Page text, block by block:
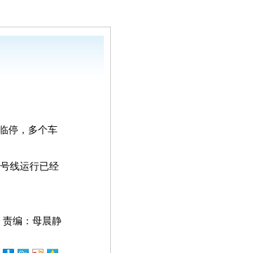
停，多个车
线运行已经
责编：母晨静